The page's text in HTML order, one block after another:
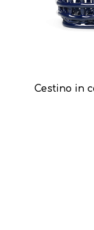
Cestino in